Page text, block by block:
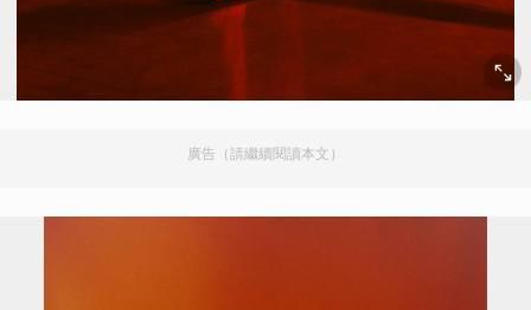
廣告（請繼續閱讀本文）